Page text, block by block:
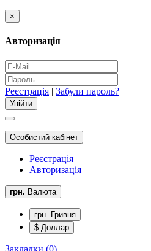
×
Авторизація
Реєстрація | Забули пароль?
Особистий кабінет
Реєстрація
Авторизація
грн. Валюта
грн. Гривня
$ Доллар
Закладки (0)